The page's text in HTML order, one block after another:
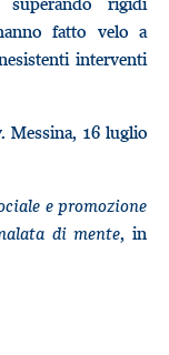
fatto velo a
interventi
Messina, 16 luglio
e promozione
di mente, in